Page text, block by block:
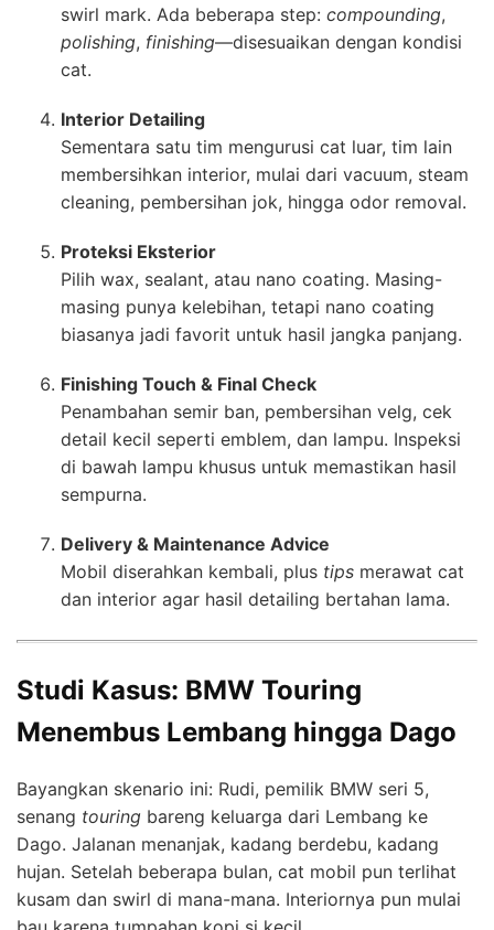
swirl mark. Ada beberapa step: compounding,
polishing, finishing—disesuaikan dengan kondisi
cat.
Interior Detailing
Sementara satu tim mengurusi cat luar, tim lain
membersihkan interior, mulai dari vacuum, steam
cleaning, pembersihan jok, hingga odor removal.
Proteksi Eksterior
Pilih wax, sealant, atau nano coating. Masing-
masing punya kelebihan, tetapi nano coating
biasanya jadi favorit untuk hasil jangka panjang.
Finishing Touch & Final Check
Penambahan semir ban, pembersihan velg, cek
detail kecil seperti emblem, dan lampu. Inspeksi
di bawah lampu khusus untuk memastikan hasil
sempurna.
Delivery & Maintenance Advice
Mobil diserahkan kembali, plus tips merawat cat
dan interior agar hasil detailing bertahan lama.
Studi Kasus: BMW Touring
Menembus Lembang hingga Dago
Bayangkan skenario ini: Rudi, pemilik BMW seri 5,
senang touring bareng keluarga dari Lembang ke
Dago. Jalanan menanjak, kadang berdebu, kadang
hujan. Setelah beberapa bulan, cat mobil pun terlihat
kusam dan swirl di mana-mana. Interiornya pun mulai